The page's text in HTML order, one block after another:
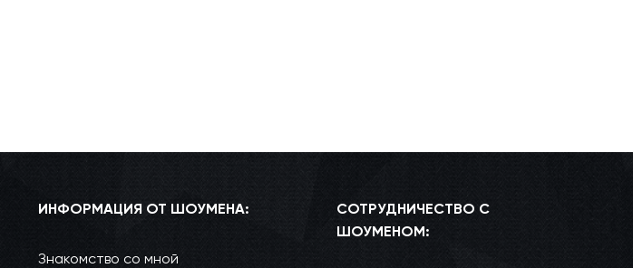
ИНФОРМАЦИЯ ОТ ШОУМЕНА:
Знакомство со мной
СОТРУДНИЧЕСТВО С
ШОУМЕНОМ: